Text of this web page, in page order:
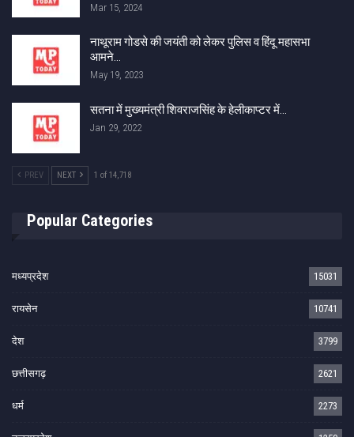
Mar 15, 2024
नाथूराम गोडसे की जयंती को लेकर पुलिस व हिंदू महासभा
आमने…
May 19, 2023
सतना में मुख्‍यमंत्री शिवराजसिंह के हेलीकाप्‍टर में…
Jan 29, 2022
PREV NEXT 1 of 14,718
Popular Categories
मध्यप्रदेश 15031
रायसेन 10741
देश 3799
छत्तीसगढ़ 2621
धर्म 2273